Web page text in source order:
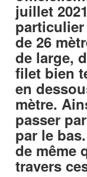
juillet
de 26
de large,
filet bien
en
mètre.
passer
par le
de même
travers